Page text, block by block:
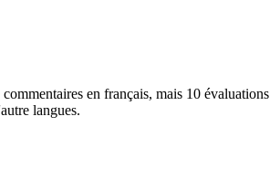
en français, mais 10 évaluations
langues.